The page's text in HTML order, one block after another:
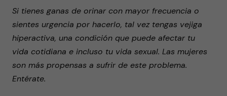
Si tienes ganas de orinar con mayor frecuencia o
sientes urgencia por hacerlo, tal vez tengas vejiga
hiperactiva, una condición que puede afectar tu
vida cotidiana e incluso tu vida sexual. Las mujeres
son más propensas a sufrir de este problema.
Entérate.